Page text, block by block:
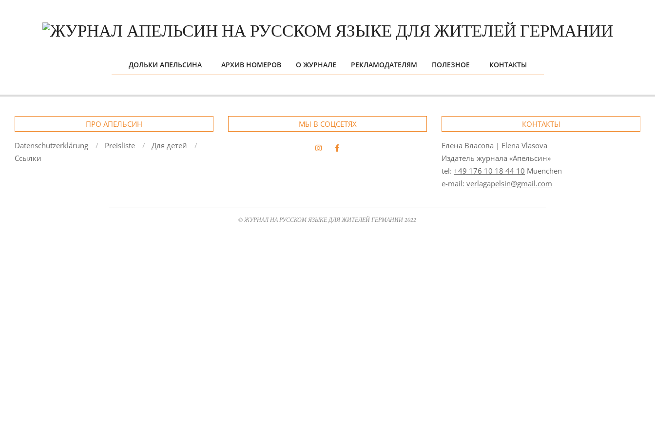
Primary
Menu
ДОЛЬКИ АПЕЛЬСИНА АРХИВ НОМЕРОВ О ЖУРНАЛЕ РЕКЛАМОДАТЕЛЯМ ПОЛЕЗНОЕ КОНТАКТЫ
ПРО АПЕЛЬСИН
Datenschutzerklärung Preisliste
Для детей
Ссылки
МЫ В СОЦСЕТЯХ КОНТАКТЫ
Елена Власова | Elena Vlasova
Издатель журнала «Апельсин»
tel: +49 176 10 18 44 10 Muenchen
e-mail: verlagapelsin@gmail.com
© ЖУРНАЛ НА РУССКОМ ЯЗЫКЕ ДЛЯ ЖИТЕЛЕЙ ГЕРМАНИИ 2022